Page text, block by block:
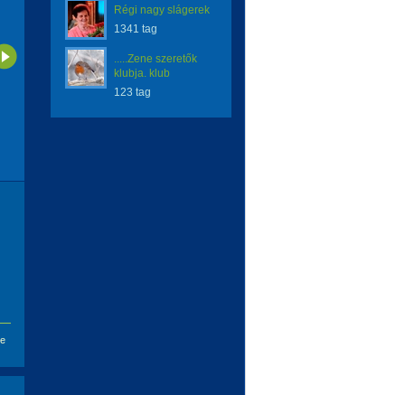
Régi nagy slágerek
1341 tag
.....Zene szeretők
klubja. klub
123 tag